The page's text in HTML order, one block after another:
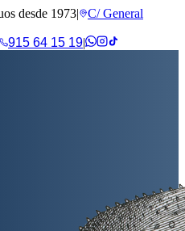
desde 1973|
C/ General
915 64 15 19|